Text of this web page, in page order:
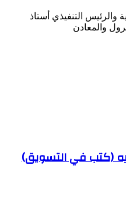
التنفيذي أستاذ
والمعادن
(كتب في التسويق)